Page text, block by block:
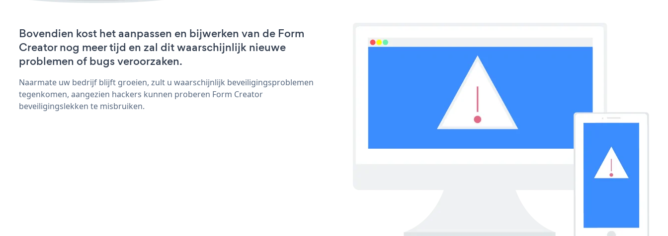
Bovendien kost het aanpassen en bijwerken van de Form
Creator nog meer tijd en zal dit waarschijnlijk nieuwe
problemen of bugs veroorzaken.
Naarmate uw bedrijf blijft groeien, zult u waarschijnlijk beveiligingsproblemen
tegenkomen, aangezien hackers kunnen proberen Form Creator
beveiligingslekken te misbruiken.